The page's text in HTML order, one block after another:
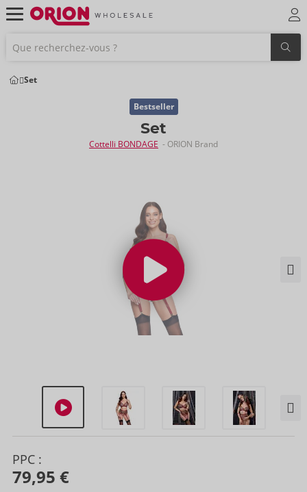
Set
Bestseller
Set
Cottelli BONDAGE - ORION Brand
PPC :
79,95 €